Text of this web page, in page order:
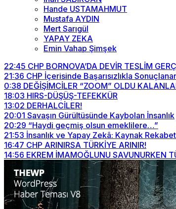
Hande USTAMAHMUT
Mustafa AYDIN
Mert Sarıgül
YAPAY ZEKA
Emin Vahap Şimşek
22:45 CHP BORNOVA’DA DEVİR TESLİM
21:36 CHP İçerisinde Başarısızlıkla
0:38 DEĞİŞİMCİLER “ZOOM” OLDU
18:03 HIRS-DÜŞÜŞ-TEFEKKÜR
13:02 DERHALCİLER!
20:01 Savaşın Gürültüsünde Kaybolan İnsanlık
20:29 “Haydi geçmiş olsun emeklilere…”
21:53 İnsanlık ve Yapay Zekâ: Kaynak
16:47 CHP ARINIRSA TÜRKİYE ARINIR!
14:56 EKREM İMAMOĞLUNU SAVUNURKEN